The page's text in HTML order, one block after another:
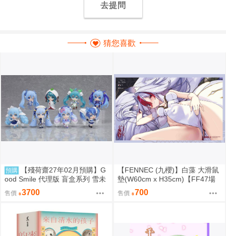
去提問
猜您喜歡
預購
【殘荷齋27年02月預購】G
ood Smile 代理版 盲盒系列 雪未
來全明星 模型收藏 Vol.2 盒玩 09
06
售價 3700
【FENNEC (九櫻)】白藻 大滑鼠
墊(W60cm x H35cm)【FF47場
前預購】{宅即門}
售價 700